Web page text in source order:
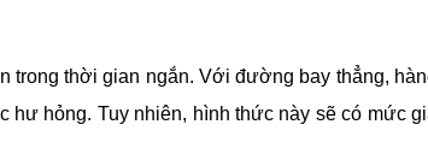
trong thời gian ngắn. Với đường bay thẳng,
hư hỏng. Tuy nhiên, hình thức này sẽ có mức